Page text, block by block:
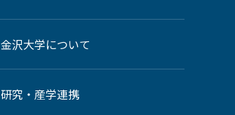
金沢大学について
研究・産学連携